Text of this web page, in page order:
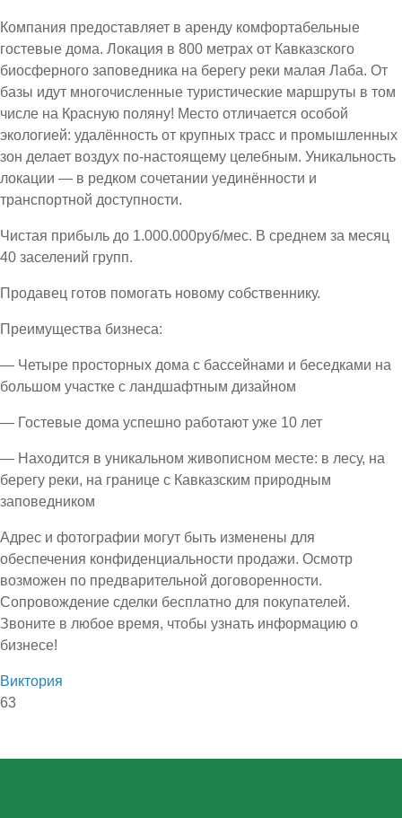
Компания предоставляет в аренду комфортабельные
гостевые дома. Локация в 800 метрах от Кавказского
биосферного заповедника на берегу реки малая Лаба. От
базы идут многочисленные туристические маршруты в том
числе на Красную поляну! Место отличается особой
экологией: удалённость от крупных трасс и промышленных
зон делает воздух по-настоящему целебным. Уникальность
локации — в редком сочетании уединённости и
транспортной доступности.
Чистая прибыль до 1.000.000руб/мес. В среднем за месяц
40 заселений групп.
Продавец готов помогать новому собственнику.
Преимущества бизнеса:
— Четыре просторных дома с бассейнами и беседками на
большом участке с ландшафтным дизайном
— Гостевые дома успешно работают уже 10 лет
— Находится в уникальном живописном месте: в лесу, на
берегу реки, на границе с Кавказским природным
заповедником
Адрес и фотографии могут быть изменены для
обеспечения конфиденциальности продажи. Осмотр
возможен по предварительной договоренности.
Сопровождение сделки бесплатно для покупателей.
Звоните в любое время, чтобы узнать информацию о
бизнесе!
Виктория
63